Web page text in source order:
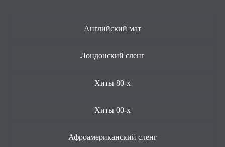
Английский мат
Лондонский сленг
Хиты 80-х
Хиты 00-х
Афроамериканский сленг